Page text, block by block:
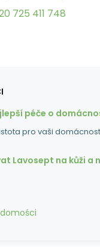
725 411 748
péče o
pro vaši
Lavosept na kůži a